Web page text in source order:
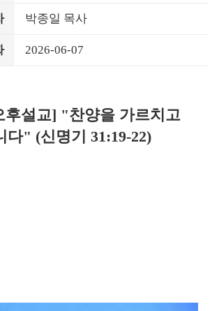
박종일 목사
2026-06-07
후설교] "찬양을 가르치고
다" (신명기 31:19-22)